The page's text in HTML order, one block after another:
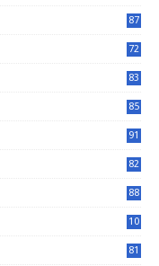
87
72
83
85
91
82
88
10
81